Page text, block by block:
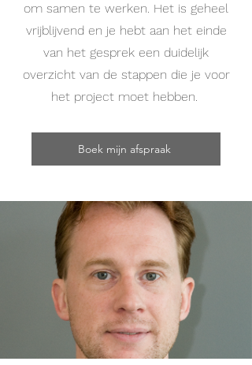
om samen te werken. Het is geheel
vrijblijvend en je hebt aan het einde
van het gesprek een duidelijk
overzicht van de stappen die je voor
het project moet hebben.
Boek mijn afspraak